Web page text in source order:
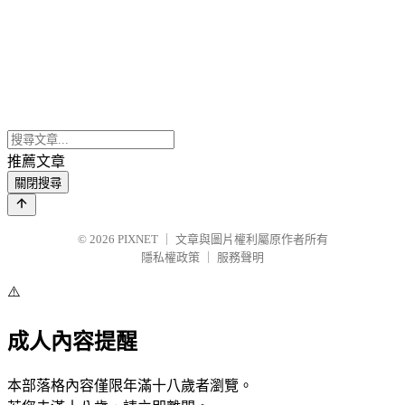
推薦文章
關閉搜尋
© 2026 PIXNET
文章與圖片權利屬原作者所有
隱私權政策
服務聲明
⚠️
成人內容提醒
本部落格內容僅限年滿十八歲者瀏覽。